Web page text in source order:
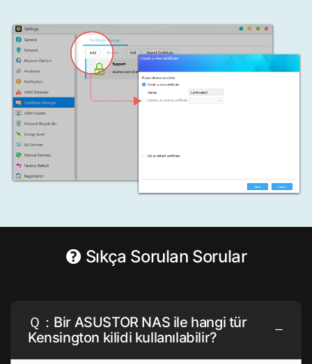
Sıkça Sorulan Sorular
Ｑ：Bir ASUSTOR NAS ile hangi tür
Kensington kilidi kullanılabilir?